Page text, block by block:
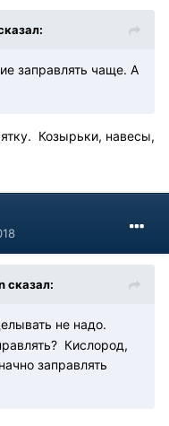
заправлять чаще. А
Козырьки, навесы,
сказал:
не надо.
Кислород,
заправлять